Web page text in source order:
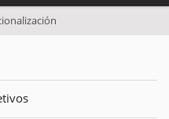
Avanzada…